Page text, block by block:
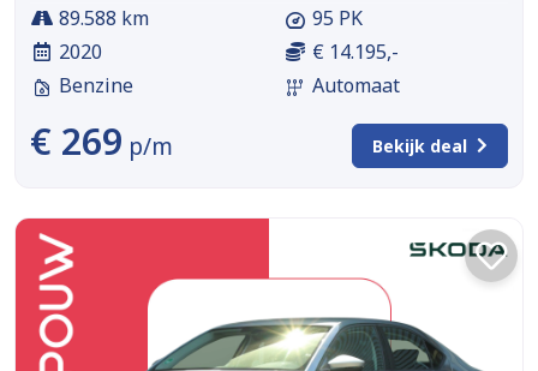
89.588 km
2020
Benzine
95 PK
€ 14.195,-
Automaat
€ 269 p/m Bekijk deal